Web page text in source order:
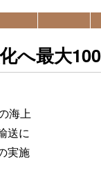
へ最大
海上
送に
実施